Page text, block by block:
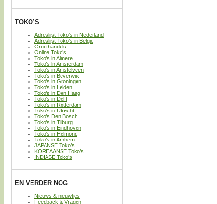
TOKO’S
Adreslijst Toko’s in Nederland
Adreslijst Toko’s in België
Groothandels
Online Toko’s
Toko’s in Almere
Toko’s in Amsterdam
Toko’s in Amstelveen
Toko’s in Beverwijk
Toko’s in Groningen
Toko’s in Leiden
Toko’s in Den Haag
Toko’s in Delft
Toko’s in Rotterdam
Toko’s in Utrecht
Toko’s Den Bosch
Toko’s in Tilburg
Toko’s in Eindhoven
Toko’s in Helmond
Toko’s in Arnhem
JAPANSE Toko’s
KOREAANSE Toko’s
INDIASE Toko’s
EN VERDER NOG
Nieuws & nieuwtjes
Feedback & Vragen